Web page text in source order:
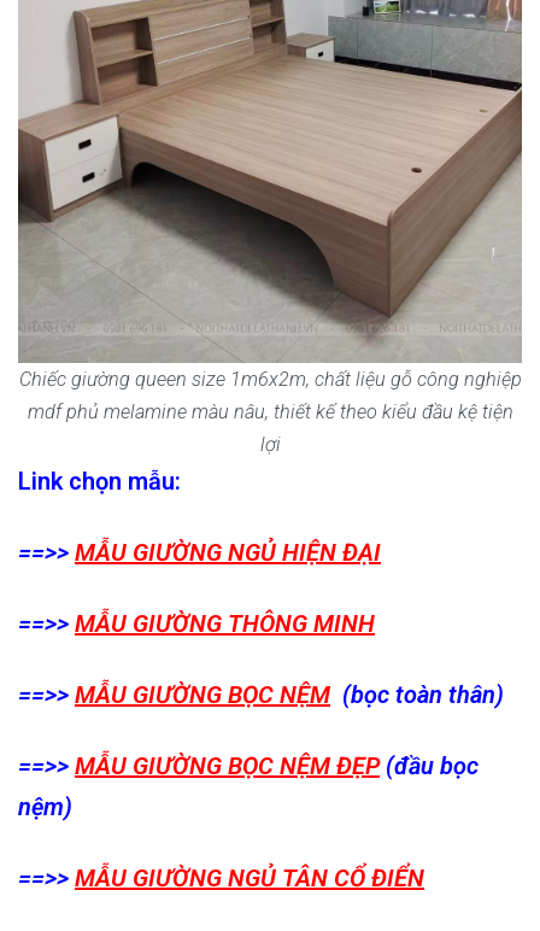
Chiếc giường queen size 1m6x2m, chất liệu gỗ công nghiệp
mdf phủ melamine màu nâu, thiết kế theo kiểu đầu kệ tiện
lợi
Link chọn mẫu:
==>> MẪU GIƯỜNG NGỦ HIỆN ĐẠI
==>> MẪU GIƯỜNG THÔNG MINH
==>> MẪU GIƯỜNG BỌC NỆM (bọc toàn thân)
==>> MẪU GIƯỜNG BỌC NỆM ĐẸP (đầu bọc
nệm)
==>> MẪU GIƯỜNG NGỦ TÂN CỔ ĐIỂN